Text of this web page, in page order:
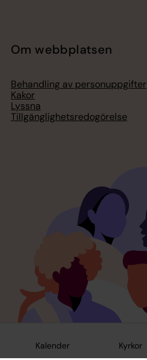
Kalender Kyrkor
Om webbplatsen
Behandling av personuppgifter
Kakor
Lyssna
Tillgänglighetsredogörelse